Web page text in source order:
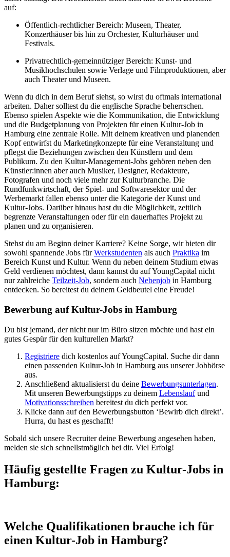
auf:
Öffentlich-rechtlicher Bereich: Museen, Theater,
Konzerthäuser bis hin zu Orchester, Kulturhäuser und
Festivals.
Privatrechtlich-gemeinnütziger Bereich: Kunst- und
Musikhochschulen sowie Verlage und Filmproduktionen, aber
auch Theater und Museen.
Wenn du dich in dem Beruf siehst, so wirst du oftmals international
arbeiten. Daher solltest du die englische Sprache beherrschen.
Ebenso spielen Aspekte wie die Kommunikation, die Entwicklung
und die Budgetplanung von Projekten für einen Kultur-Job in
Hamburg eine zentrale Rolle. Mit deinem kreativen und planenden
Kopf entwirfst du Marketingkonzepte für eine Veranstaltung und
pflegst die Beziehungen zwischen den Künstlern und dem
Publikum. Zu den Kultur-Management-Jobs gehören neben den
Künstler:innen aber auch Musiker, Designer, Redakteure,
Fotografen und noch viele mehr zur Kulturbranche. Die
Rundfunkwirtschaft, der Spiel- und Softwaresektor und der
Werbemarkt fallen ebenso unter die Kategorie der Kunst und
Kultur-Jobs. Darüber hinaus hast du die Möglichkeit, zeitlich
begrenzte Veranstaltungen oder für ein dauerhaftes Projekt zu
planen und zu organisieren.
Stehst du am Beginn deiner Karriere? Keine Sorge, wir bieten dir
sowohl spannende Jobs fürWerkstudenten als auch Praktika im
Bereich Kunst und Kultur. Wenn du neben deinem Studium etwas
Geld verdienen möchtest, dann kannst du auf YoungCapital nicht
nur zahlreiche Teilzeit-Job, sondern auch Nebenjob in Hamburg
entdecken. So bereitest du deinem Geldbeutel eine Freude!
Bewerbung auf Kultur-Jobs in Hamburg
Du bist jemand, der nicht nur im Büro sitzen möchte und hast ein
gutes Gespür für den kulturellen Markt?
Registriere dich kostenlos auf YoungCapital. Suche dir dann
einen passenden Kultur-Job in Hamburg aus unserer Jobbörse
aus.
Anschließend aktualisierst du deine Bewerbungsunterlagen.
Mit unseren Bewerbungstipps zu deinem Lebenslaufund
Motivationsschreiben bereitest du dich perfekt vor.
Klicke dann auf den Bewerbungsbutton ‘Bewirb dich direkt’.
Hurra, du hast es geschafft!
Sobald sich unsere Recruiter deine Bewerbung angesehen haben,
melden sie sich schnellstmöglich bei dir. Viel Erfolg!
Häufig gestellte Fragen zu Kultur-Jobs in
Hamburg:
Welche Qualifikationen brauche ich für
einen Kultur-Job in Hamburg?